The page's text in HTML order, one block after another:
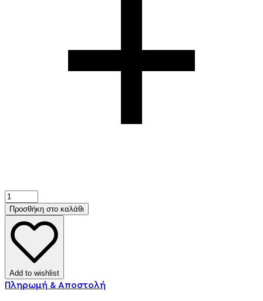
Προσθήκη στο καλάθι
Add to wishlist
Πληρωμή & Αποστολή